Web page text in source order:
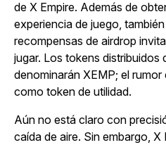
de X Empire. Además de
experiencia de juego,
recompensas de airdrop
jugar. Los tokens distribuidos
denominarán XEMP; el
como token de utilidad.
Aún no está claro con
caída de aire. Sin embargo, X